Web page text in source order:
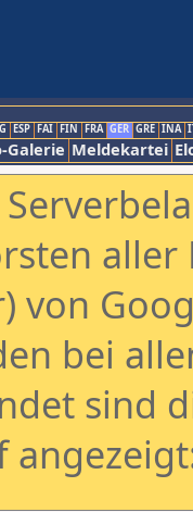
ESP FAI FIN FRA GER GRE INA
Galerie Meldekartei
aller
von
bei
sind